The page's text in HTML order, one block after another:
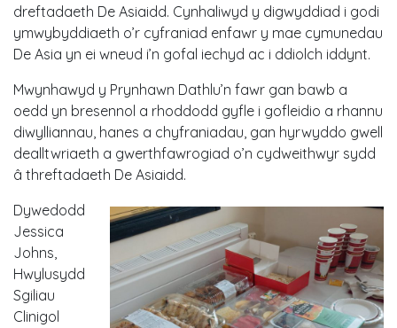
dreftadaeth De Asiaidd. Cynhaliwyd y digwyddiad i godi
ymwybyddiaeth o’r cyfraniad enfawr y mae cymunedau
De Asia yn ei wneud i’n gofal iechyd ac i ddiolch iddynt.
Mwynhawyd y Prynhawn Dathlu’n fawr gan bawb a
oedd yn bresennol a rhoddodd gyfle i gofleidio a rhannu
diwylliannau, hanes a chyfraniadau, gan hyrwyddo gwell
dealltwriaeth a gwerthfawrogiad o’n cydweithwyr sydd
â threftadaeth De Asiaidd.
Dywedodd
Jessica
Johns,
Hwylusydd
Sgiliau
Clinigol